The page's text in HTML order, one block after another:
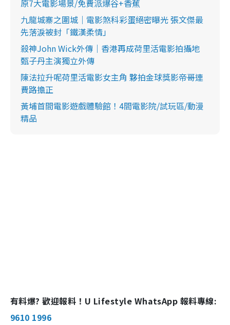
原7大電影場景/免費派爆谷+香蕉
九龍城寨之圍城｜電影煞科彩蛋絕密曝光 張文傑最
先落淚被封「鐵漢柔情」
殺神John Wick外傳｜香港再成荷里活電影拍攝地
甄子丹主演獨立外傳
陳法拉升呢荷里活電影女主角 夥拍金球獎影帝哥連
費路擔正
黃埔首間電影遊戲體驗館！4間電影院/試玩區/動漫
精品
有料爆? 歡迎報料！U Lifestyle WhatsApp 報料專線:
9610 1996